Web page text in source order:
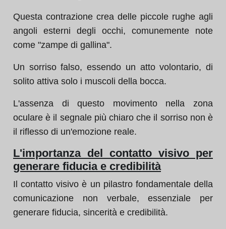
Questa contrazione crea delle piccole rughe agli
angoli esterni degli occhi, comunemente note
come "zampe di gallina".
Un sorriso falso, essendo un atto volontario, di
solito attiva solo i muscoli della bocca.
L'assenza di questo movimento nella zona
oculare è il segnale più chiaro che il sorriso non è
il riflesso di un'emozione reale.
L'importanza del contatto visivo per
generare fiducia e credibilità
Il contatto visivo è un pilastro fondamentale della
comunicazione non verbale, essenziale per
generare fiducia, sincerità e credibilità.